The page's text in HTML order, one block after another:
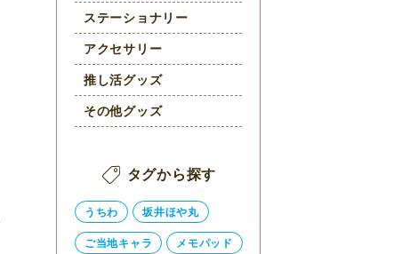
ステーショナリー
アクセサリー
推し活グッズ
その他グッズ
タグから探す
うちわ 坂井ほや丸
ご当地キャラ メモパッド